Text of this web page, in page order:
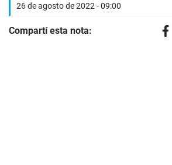
26 de agosto de 2022 - 09:00
Compartí esta nota: